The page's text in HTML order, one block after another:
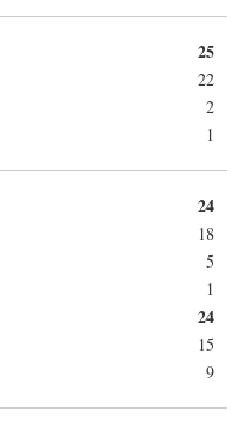
25
22
2
1
24
18
5
1
24
15
9